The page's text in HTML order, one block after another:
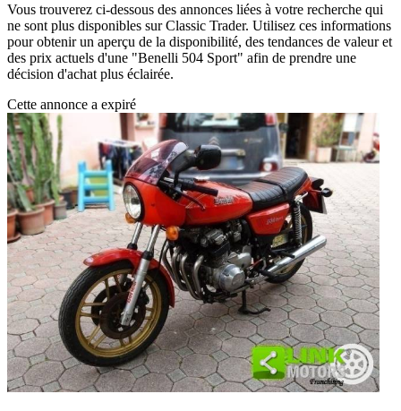
Vous trouverez ci-dessous des annonces liées à votre recherche qui
ne sont plus disponibles sur Classic Trader. Utilisez ces informations
pour obtenir un aperçu de la disponibilité, des tendances de valeur et
des prix actuels d'une "Benelli 504 Sport" afin de prendre une
décision d'achat plus éclairée.
Cette annonce a expiré